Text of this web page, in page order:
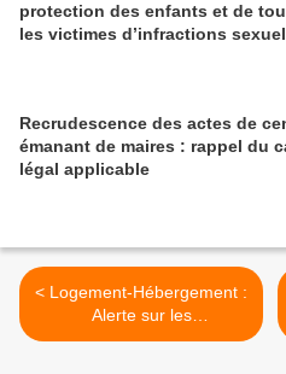
protection des enfants et de
les victimes d’infractions
Recrudescence des actes de
émanant de maires : rappel du
légal applicable
< Logement-Hébergement :
Alerte sur les
conséquences de la crise